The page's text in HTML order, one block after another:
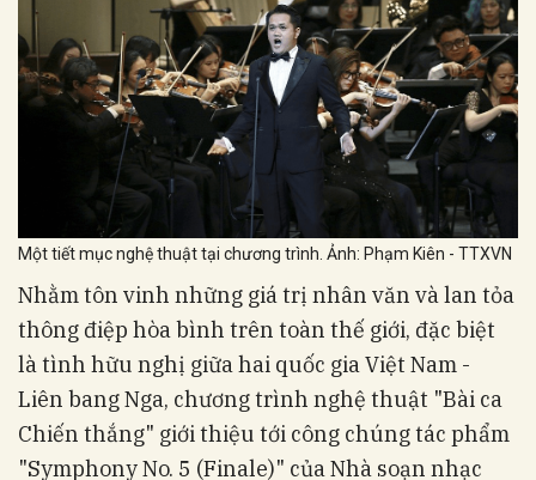
Một tiết mục nghệ thuật tại chương trình. Ảnh: Phạm Kiên - TTXVN
Nhằm tôn vinh những giá trị nhân văn và lan tỏa
thông điệp hòa bình trên toàn thế giới, đặc biệt
là tình hữu nghị giữa hai quốc gia Việt Nam -
Liên bang Nga, chương trình nghệ thuật "Bài ca
Chiến thắng" giới thiệu tới công chúng tác phẩm
"Symphony No. 5 (Finale)" của Nhà soạn nhạc